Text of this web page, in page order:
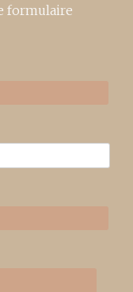
formulaire